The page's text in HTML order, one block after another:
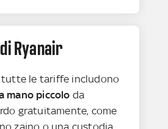
Ryanair
tutte le tariffe includono
mano piccolo da
gratuitamente, come
zaino o una custodia